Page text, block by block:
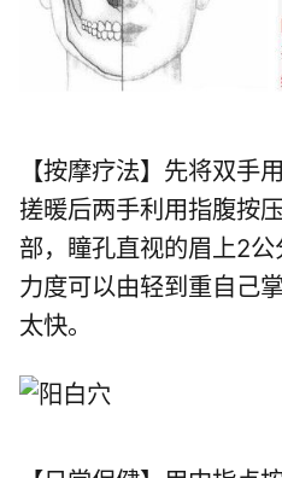
【按摩疗法】先将双手
搓暖后两手利用指腹按
部，瞳孔直视的眉上2公
力度可以由轻到重自己
太快。